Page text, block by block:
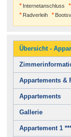
Internetanschluss
Radverleih
Übersicht -
Appartements &
Appartements
Gallerie
Appartement 1